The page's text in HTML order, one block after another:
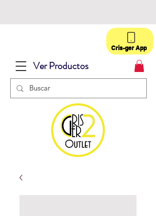
Ver Productos
Cris-ger App